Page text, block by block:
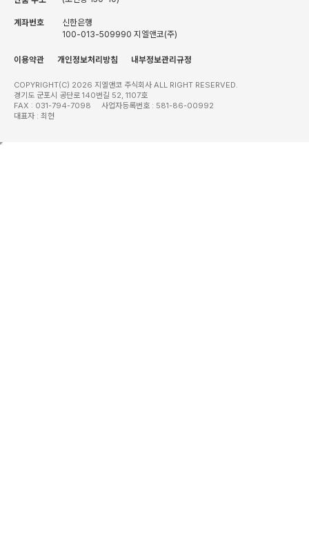
계좌번호
신한은행
100-013-509990 지엘앤코(주)
이용약관 개인정보처리방침 내부정보관리규정
COPYRIGHT(C) 2026 지엘앤코 주식회사 ALL RIGHT RESERVED.
경기도 군포시 공단로 140번길 52, 1107호
FAX : 031-794-7098 사업자등록번호 : 581-86-00992
대표자 : 최현